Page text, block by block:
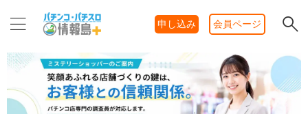
申し込み 会員ページ